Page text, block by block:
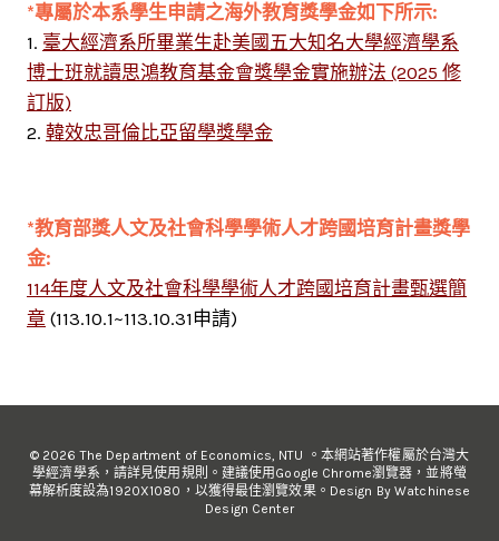
*專屬於本系學生申請之海外教育獎學金如下所示:
1. 臺大經濟系所畢業生赴美國五大知名大學經濟學系
博士班就讀思鴻教育基金會獎學金實施辦法 (2025 修
訂版)
2. 韓效忠哥倫比亞留學獎學金
*教育部獎人文及社會科學學術人才跨國培育計畫獎學
金:
114年度人文及社會科學學術人才跨國培育計畫甄選簡
章 (113.10.1~113.10.31申請)
© 2026 The Department of Economics, NTU 。本網站著作權屬於台灣大
學經濟學系，請詳見使用規則。建議使用Google Chrome瀏覽器，並將螢
幕解析度設為1920X1080，以獲得最佳瀏覽效果。Design By Watchinese
Design Center